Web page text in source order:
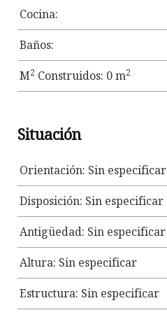
Cocina:
Baños:
M2 Construidos: 0 m2
Situación
Orientación: Sin especificar
Disposición: Sin especificar
Antigüedad: Sin especificar
Altura: Sin especificar
Estructura: Sin especificar